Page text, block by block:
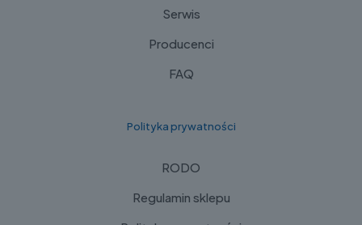
Serwis
Producenci
FAQ
Polityka prywatności
RODO
Regulamin sklepu